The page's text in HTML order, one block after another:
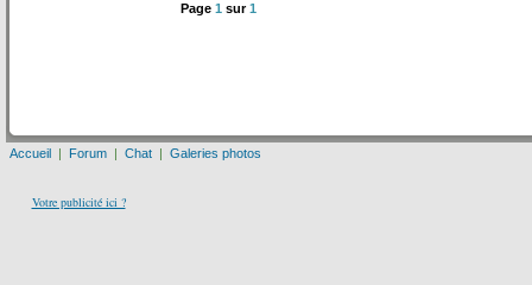
Page 1 sur1
Accueil | Forum | Chat | Galeries photos
Votre publicité ici ?